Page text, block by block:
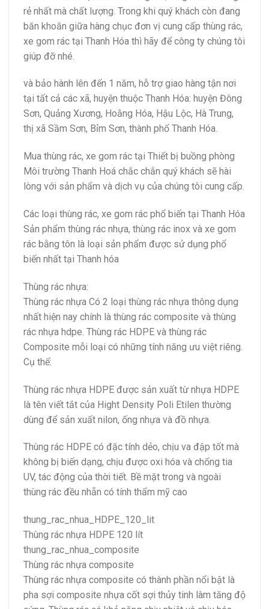
rẻ nhất mà chất lượng. Trong khi quý khách còn đang
băn khoăn giữa hàng chục đơn vị cung cấp thùng rác,
xe gom rác tại Thanh Hóa thì hãy để công ty chúng tôi
giúp đỡ nhé.
và bảo hành lên đến 1 năm, hỗ trợ giao hàng tận nơi
tại tất cả các xã, huyện thuộc Thanh Hóa: huyện Đông
Sơn, Quảng Xương, Hoằng Hóa, Hậu Lộc, Hà Trung,
thị xã Sầm Sơn, Bỉm Sơn, thành phố Thanh Hóa.
Mua thùng rác, xe gom rác tại Thiết bị buồng phòng
Môi trường Thanh Hoá chắc chắn quý khách sẽ hài
lòng với sản phẩm và dịch vụ của chúng tôi cung cấp.
Các loại thùng rác, xe gom rác phổ biến tại Thanh Hóa
Sản phẩm thùng rác nhựa, thùng rác inox và xe gom
rác bằng tôn là loại sản phẩm được sử dụng phổ
biến nhất tại Thanh hóa
Thùng rác nhựa:
Thùng rác nhựa Có 2 loại thùng rác nhựa thông dụng
nhất hiện nay chính là thùng rác composite và thùng
rác nhựa hdpe. Thùng rác HDPE và thùng rác
Composite mỗi loại có những tính năng ưu việt riêng.
Cụ thể:
Thùng rác nhựa HDPE được sản xuất từ nhựa HDPE
là tên viết tắt của Hight Density Poli Etilen thường
dùng để sản xuất nilon, ống nhựa và đồ nhựa.
Thùng rác HDPE có đặc tính dẻo, chịu va đập tốt mà
không bị biến dạng, chịu được oxi hóa và chống tia
UV, tác động của thời tiết. Bề mặt trong và ngoài
thùng rác đều nhẵn có tính thẩm mỹ cao
thung_rac_nhua_HDPE_120_lit
Thùng rác nhựa HDPE 120 lít
thung_rac_nhua_composite
Thùng rác nhựa composite
Thùng rác nhựa composite có thành phần nổi bật là
pha sợi composite nhựa cốt sợi thủy tinh làm tăng độ